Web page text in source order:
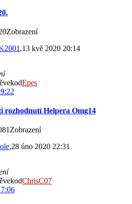
,13 kvě 2020 20:14
Epes
rozhodnutí Helpera Omg14
,28 úno 2020 22:31
ChrisC07